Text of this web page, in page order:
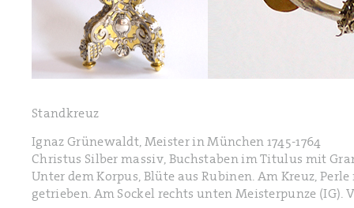
Standkreuz
Ignaz Grünewaldt, Meister in München 1745-1764
Christus Silber massiv, Buchstaben im Titulus mit
Unter dem Korpus, Blüte aus Rubinen. Am Kreuz,
getrieben. Am Sockel rechts unten Meisterpunze